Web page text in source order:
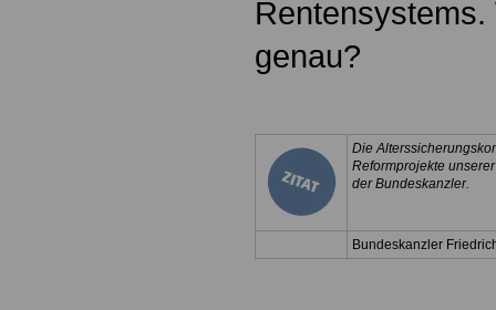
genau?
Die
Reformprojekte
der Bundeskanzler.
Bundeskanzler